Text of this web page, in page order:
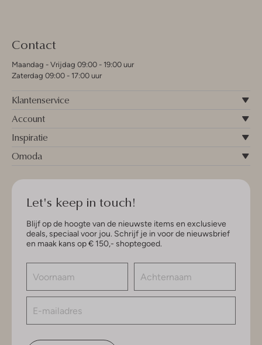
Contact
Maandag - Vrijdag 09:00 - 19:00 uur
Zaterdag 09:00 - 17:00 uur
Klantenservice
Account
Inspiratie
Omoda
Let's keep in touch!
Blijf op de hoogte van de nieuwste items en exclusieve
deals, speciaal voor jou. Schrijf je in voor de nieuwsbrief
en maak kans op € 150,- shoptegoed.